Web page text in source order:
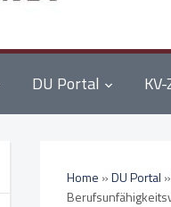
DU Portal
Home »DU Portal »